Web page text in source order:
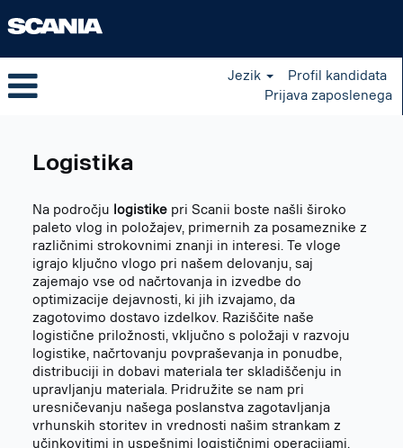
Jezik
Profil kandidata
Prijava zaposlenega
Logistika
Na področju logistike pri Scanii boste našli široko
paleto vlog in položajev, primernih za posameznike z
različnimi strokovnimi znanji in interesi. Te vloge
igrajo ključno vlogo pri našem delovanju, saj
zajemajo vse od načrtovanja in izvedbe do
optimizacije dejavnosti, ki jih izvajamo, da
zagotovimo dostavo izdelkov. Raziščite naše
logistične priložnosti, vključno s položaji v razvoju
logistike, načrtovanju povpraševanja in ponudbe,
distribuciji in dobavi materiala ter skladiščenju in
upravljanju materiala. Pridružite se nam pri
uresničevanju našega poslanstva zagotavljanja
vrhunskih storitev in vrednosti našim strankam z
učinkovitimi in uspešnimi logističnimi operacijami.